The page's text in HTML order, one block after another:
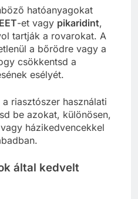
hatóanyagokat
-et vagy pikaridint,
tartják a rovarokat. A
a bőrödre vagy a
csökkentsd a
esélyét.
a riasztószer használati
be azokat, különösen,
házikedvencekkel
által kedvelt